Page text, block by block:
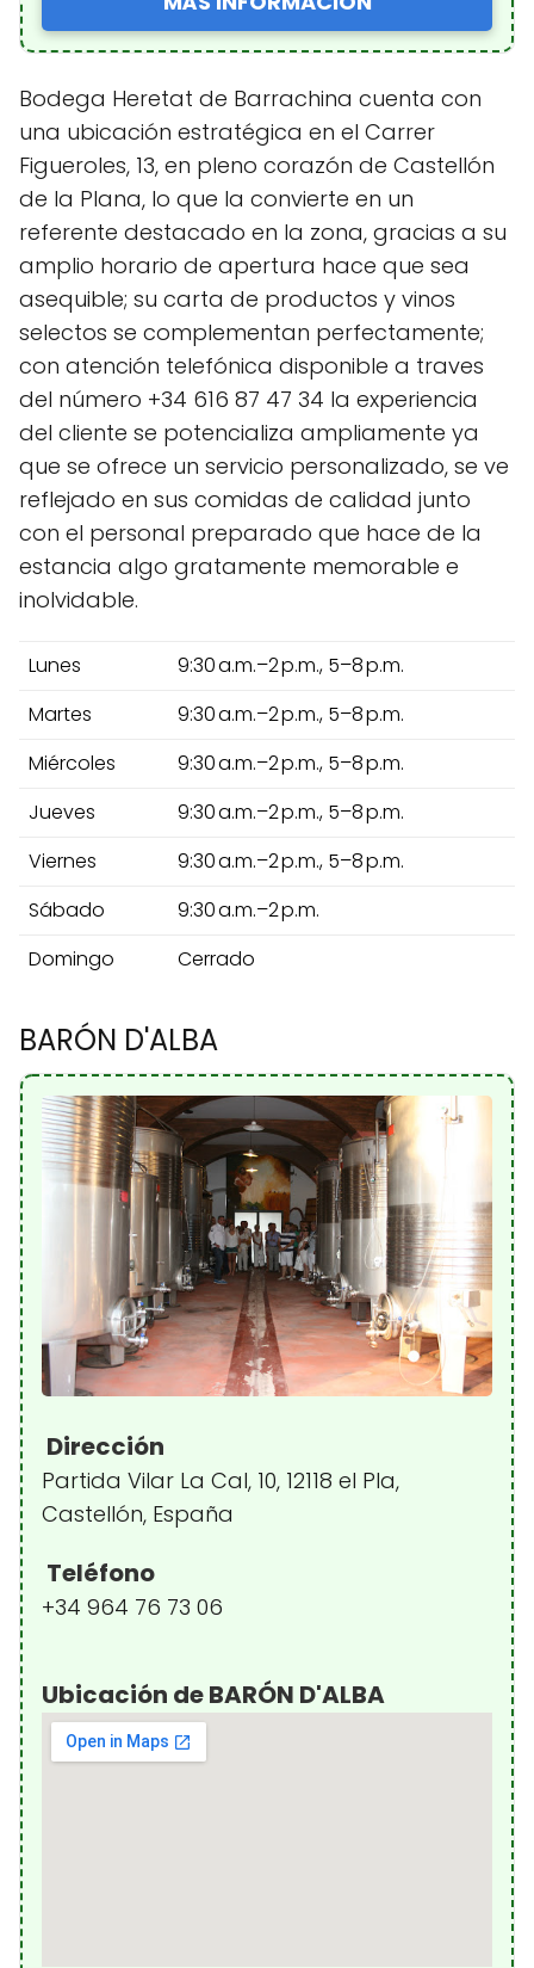
Bodega Heretat de Barrachina cuenta con
una ubicación estratégica en el Carrer
Figueroles, 13, en pleno corazón de Castellón
de la Plana, lo que la convierte en un
referente destacado en la zona, gracias a su
amplio horario de apertura hace que sea
asequible; su carta de productos y vinos
selectos se complementan perfectamente;
con atención telefónica disponible a traves
del número +34 616 87 47 34 la experiencia
del cliente se potencializa ampliamente ya
que se ofrece un servicio personalizado, se ve
reflejado en sus comidas de calidad junto
con el personal preparado que hace de la
estancia algo gratamente memorable e
inolvidable.
Lunes
9:30 a.m.–2 p.m., 5–8 p.m.
Martes
9:30 a.m.–2 p.m., 5–8 p.m.
Miércoles
9:30 a.m.–2 p.m., 5–8 p.m.
Jueves
9:30 a.m.–2 p.m., 5–8 p.m.
Viernes
9:30 a.m.–2 p.m., 5–8 p.m.
Sábado
9:30 a.m.–2 p.m.
Domingo
Cerrado
BARÓN D'ALBA
Dirección
Partida Vilar La Cal, 10, 12118 el Pla,
Castellón, España
Teléfono
+34 964 76 73 06
Ubicación de BARÓN D'ALBA